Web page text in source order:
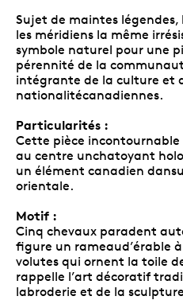
Sujet de maintes légendes,
les méridiens la même
symbole naturel pour une
pérennité de la
intégrante de la culture et
nationalitécanadiennes.
Particularités :
Cette pièce
au centre unchatoyant
un élément canadien
orientale.
Motif :
Cinq chevaux paradent
figure un rameaud’érable
volutes qui ornent la toile
rappelle l’art décoratif
labroderie et de la